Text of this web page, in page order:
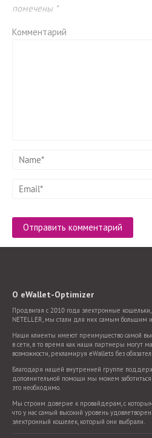
помечены *
Комментарий
О eWallet-Optimizer
Продвигая с 2010 года электронные кошельки,
NETELLER, мы стали для них самым большим
Наши клиенты имеют преимущество самой
в сети, в то время как наши партнеры могут
возможности, рекламируя eWallets без
Благодаря нашей внутренней группе
дополнительной помощи мы можем
это необходимо.
Мы строим доверие к провайдерам, с
что у нас самый высокий уровень
электронный кошелек, который они выбрали.